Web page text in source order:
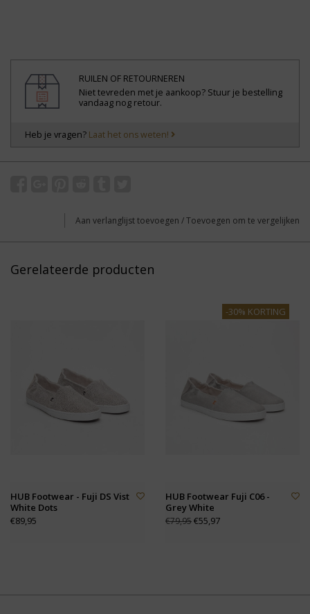
RUILEN OF RETOURNEREN
Niet tevreden met je aankoop? Stuur je bestelling
vandaag nog retour.
Heb je vragen? Laat het ons weten!
Aan verlanglijst toevoegen /Toevoegen om te vergelijken
Gerelateerde producten
HUB Footwear - Fuji DS Vist
White Dots
€89,95
-30% KORTING
HUB Footwear Fuji C06 -
Grey White
€79,95€55,97